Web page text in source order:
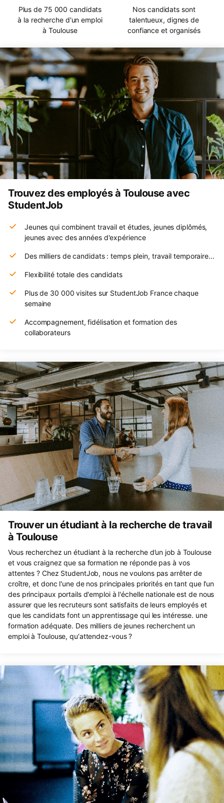
Plus de 75 000 candidats
à la recherche d'un emploi
à Toulouse
Nos candidats sont
talentueux, dignes de
confiance et organisés
Trouvez des employés à Toulouse avec
StudentJob
Jeunes qui combinent travail et études, jeunes diplômés,
jeunes avec des années d'expérience
Des milliers de candidats : temps plein, travail temporaire...
Flexibilité totale des candidats
Plus de 30 000 visites sur StudentJob France chaque
semaine
Accompagnement, fidélisation et formation des
collaborateurs
Trouver un étudiant à la recherche de travail
à Toulouse
Vous recherchez un étudiant à la recherche d’un job à Toulouse
et vous craignez que sa formation ne réponde pas à vos
attentes ? Chez StudentJob, nous ne voulons pas arrêter de
croître, et donc l'une de nos principales priorités en tant que l'un
des principaux portails d'emploi à l'échelle nationale est de nous
assurer que les recruteurs sont satisfaits de leurs employés et
que les candidats font un apprentissage qui les intéresse. une
formation adéquate. Des milliers de jeunes recherchent un
emploi à Toulouse, qu'attendez-vous ?